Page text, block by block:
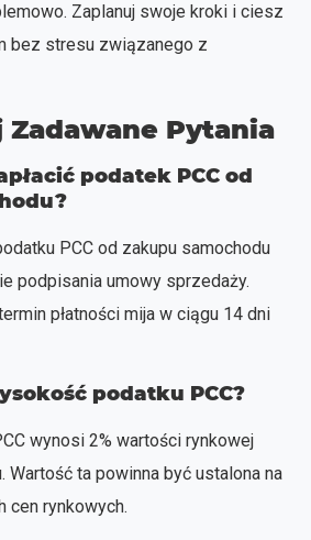
Zaplanuj swoje kroki i ciesz
bez stresu związanego z
Zadawane Pytania
podatek PCC od
PCC od zakupu samochodu
podpisania umowy sprzedaży.
płatności mija w ciągu 14 dni
podatku PCC?
wynosi 2% wartości rynkowej
Wartość ta powinna być ustalona na
cen rynkowych.